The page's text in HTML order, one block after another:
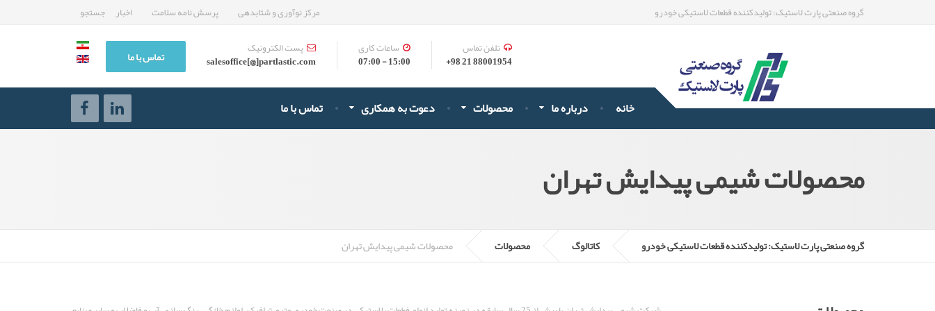
گروه صنعتی پارت لاستیک: تولیدکننده قطعات لاستیکی خودرو مرکز نوآوری و شتابدهی پرسش نامه سلامت اخبار جستجو
خانه درباره ما محصولات دعوت به همکاری تماس با ما
تلفن تماس
88001954 21 98+
ساعات کاری
15:00 - 07:00
پست الکترونیک
salesoffice[@]partlastic.com تماس با ما
محصولات شیمی پیدایش تهران
گروه صنعتی پارت لاستیک: تولیدکننده قطعات لاستیکی خودرو کاتالوگ محصولات محصولات شیمی پیدایش تهران